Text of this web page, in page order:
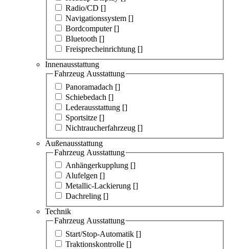
Radio/CD []
Navigationssystem []
Bordcomputer []
Bluetooth []
Freisprecheinrichtung []
Innenausstattung
Fahrzeug Ausstattung
Panoramadach []
Schiebedach []
Lederausstattung []
Sportsitze []
Nichtraucherfahrzeug []
Außenausstattung
Fahrzeug Ausstattung
Anhängerkupplung []
Alufelgen []
Metallic-Lackierung []
Dachreling []
Technik
Fahrzeug Ausstattung
Start/Stop-Automatik []
Traktionskontrolle []